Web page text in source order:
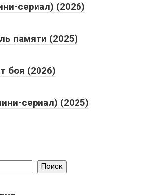
сериал) (2026)
памяти (2025)
боя (2026)
сериал) (2025)
Поиск